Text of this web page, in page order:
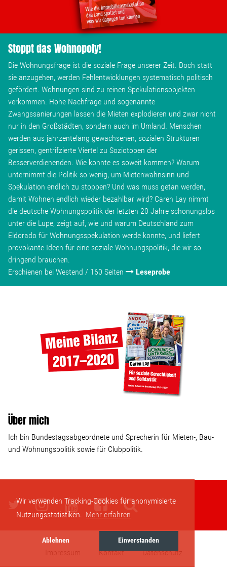
Wir verwenden Tracking-Cookies für anonymisierte
Nutzungsstatistiken. Mehr erfahren
Ablehnen Einverstanden
Stoppt das Wohnopoly!
Die Wohnungsfrage ist die soziale Frage unserer Zeit. Doch statt
sie anzugehen, werden Fehlentwicklungen systematisch politisch
gefördert. Wohnungen sind zu reinen Spekulationsobjekten
verkommen. Hohe Nachfrage und sogenannte
Zwangssanierungen lassen die Mieten explodieren und zwar nicht
nur in den Großstädten, sondern auch im Umland. Menschen
werden aus jahrzentelang gewachsenen, sozialen Strukturen
gerissen, gentrifzierte Viertel zu Soziotopen der
Besserverdienenden. Wie konnte es soweit kommen? Warum
unternimmt die Politik so wenig, um Mietenwahnsinn und
Spekulation endlich zu stoppen? Und was muss getan werden,
damit Wohnen endlich wieder bezahlbar wird? Caren Lay nimmt
die deutsche Wohnungspolitik der letzten 20 Jahre schonungslos
unter die Lupe, zeigt auf, wie und warum Deutschland zum
Eldorado für Wohnungsspekulation werde konnte, und liefert
provokante Ideen für eine soziale Wohnungspolitik, die wir so
dringend brauchen.
Erschienen bei Westend / 160 Seiten
Leseprobe
Über mich
Ich bin Bundestagsabgeordnete und Sprecherin für Mieten-, Bau-
und Wohnungspolitik sowie für Clubpolitik.
Impressum Kontakt Datenschutz